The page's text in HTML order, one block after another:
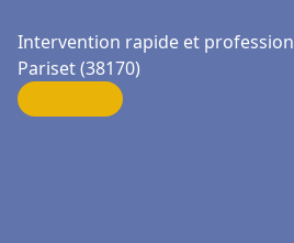
Intervention rapide et
Pariset (38170)